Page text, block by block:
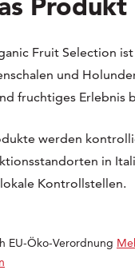
Fruit Selection
und
fruchtiges Erlebnis
werden
in
Kontrollstellen.
EU-Öko-Verordnung